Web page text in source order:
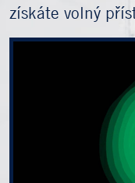
získáte volný